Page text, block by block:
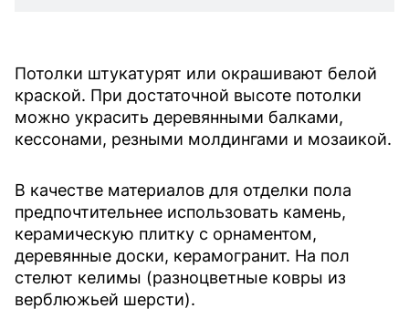
Потолки штукатурят или окрашивают белой
краской. При достаточной высоте потолки
можно украсить деревянными балками,
кессонами, резными молдингами и мозаикой.
В качестве материалов для отделки пола
предпочтительнее использовать камень,
керамическую плитку с орнаментом,
деревянные доски, керамогранит. На пол
стелют келимы (разноцветные ковры из
верблюжьей шерсти).